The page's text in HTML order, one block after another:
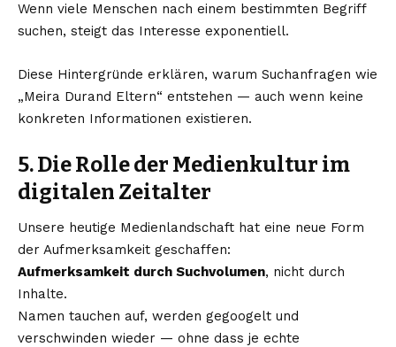
Wenn viele Menschen nach einem bestimmten Begriff
suchen, steigt das Interesse exponentiell.
Diese Hintergründe erklären, warum Suchanfragen wie
„Meira Durand Eltern“ entstehen — auch wenn keine
konkreten Informationen existieren.
5. Die Rolle der Medienkultur im
digitalen Zeitalter
Unsere heutige Medienlandschaft hat eine neue Form
der Aufmerksamkeit geschaffen:
Aufmerksamkeit durch Suchvolumen, nicht durch
Inhalte.
Namen tauchen auf, werden gegoogelt und
verschwinden wieder — ohne dass je echte